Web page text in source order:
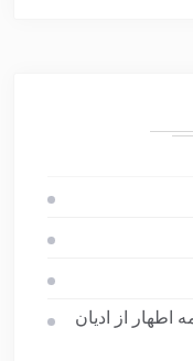
اطهار از ادیان